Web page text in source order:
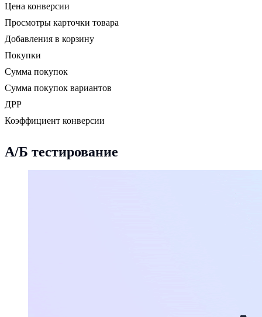
Цена конверсии
Просмотры карточки товара
Добавления в корзину
Покупки
Сумма покупок
Сумма покупок вариантов
ДРР
Коэффициент конверсии
А/Б тестирование